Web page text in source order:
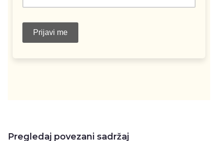
Pregledaj povezani sadržaj